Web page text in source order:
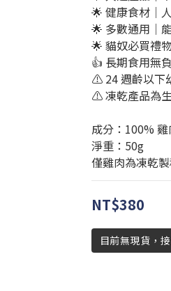
🌟 健康食材｜
🌟 多數通用｜
🌟 貓奴必買禮
👍 長期食用無
⚠️ 24 週齡以下
⚠️ 凍乾產品為
成分：100%
淨重：50g
僅雞肉為凍乾
NT$380
目前無現貨，